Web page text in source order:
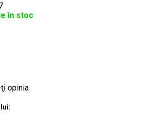
în stoc
opinia